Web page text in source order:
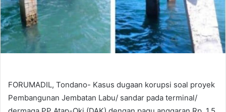
FORUMADIL, Tondano- Kasus dugaan korupsi soal proyek
Pembangunan Jembatan Labu/ sandar pada terminal/